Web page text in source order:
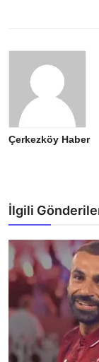
Çerkezköy Haber
İlgili